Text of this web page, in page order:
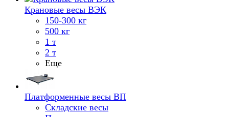
Крановые весы ВЭК
150-300 кг
500 кг
1 т
2 т
Еще
Платформенные весы ВП
Складские весы